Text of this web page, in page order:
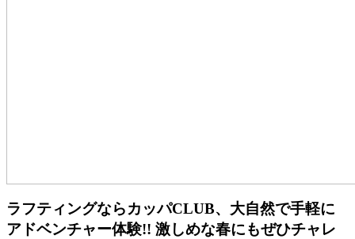
ラフティングならカッパCLUB、大自然で手軽に
アドベンチャー体験!! 激しめな春にもぜひチャレ